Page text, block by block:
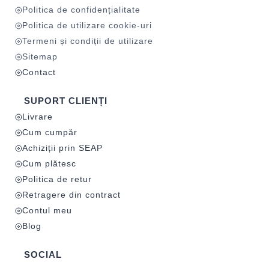
Politica de confidențialitate
Politica de utilizare cookie-uri
Termeni și condiții de utilizare
Sitemap
Contact
SUPORT CLIENȚI
Livrare
Cum cumpăr
Achiziții prin SEAP
Cum plătesc
Politica de retur
Retragere din contract
Contul meu
Blog
SOCIAL